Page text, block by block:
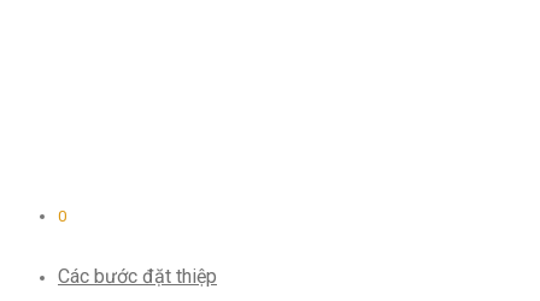
0
Các bước đặt thiệp